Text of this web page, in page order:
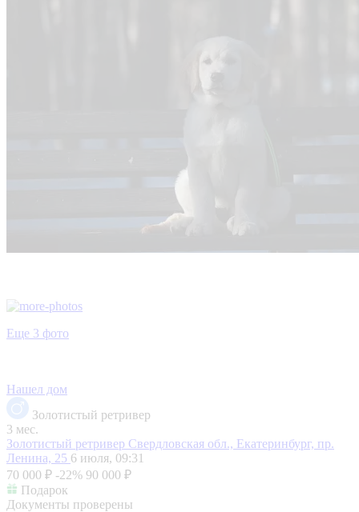
Еще 3 фото
Нашел дом
Золотистый ретривер
3 мес.
Золотистый ретривер Свердловская обл., Екатеринбург, пр.
Ленина, 25 6 июля, 09:31
70 000 ₽ -22% 90 000 ₽
Подарок
Документы проверены